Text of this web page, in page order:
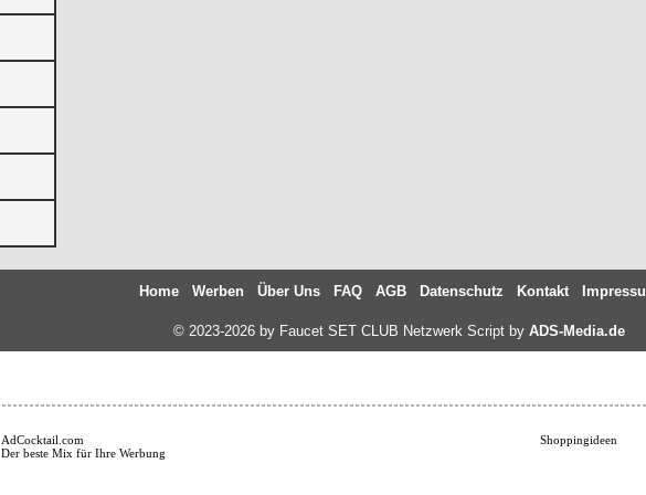
Home Werben Über Uns FAQ AGB Datenschutz Kontakt
© 2023-2026 by Faucet SET CLUB Netzwerk Script by ADS-Media.de
AdCocktail.com
Der beste Mix für Ihre Werbung
Shoppingideen